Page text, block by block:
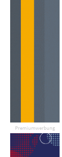
Premiumwerbung